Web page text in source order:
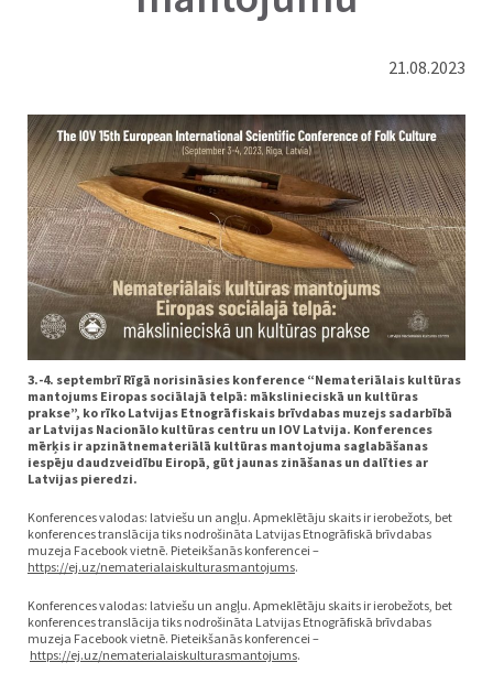
21.08.2023
3.-4. septembrī Rīgā norisināsies konference “Nemateriālais kultūras
mantojums Eiropas sociālajā telpā: mākslinieciskā un kultūras
prakse”, ko rīko Latvijas Etnogrāfiskais brīvdabas muzejs sadarbībā
ar Latvijas Nacionālo kultūras centru un IOV Latvija. Konferences
mērķis ir apzinātnemateriālā kultūras mantojuma saglabāšanas
iespēju daudzveidību Eiropā, gūt jaunas zināšanas un dalīties ar
Latvijas pieredzi.
Konferences valodas: latviešu un angļu. Apmeklētāju skaits ir ierobežots, bet
konferences translācija tiks nodrošināta Latvijas Etnogrāfiskā brīvdabas
muzeja Facebook vietnē. Pieteikšanās konferencei –
https://ej.uz/nematerialaiskulturasmantojums.
Konferences valodas: latviešu un angļu. Apmeklētāju skaits ir ierobežots, bet
konferences translācija tiks nodrošināta Latvijas Etnogrāfiskā brīvdabas
muzeja Facebook vietnē. Pieteikšanās konferencei –
https://ej.uz/nematerialaiskulturasmantojums.